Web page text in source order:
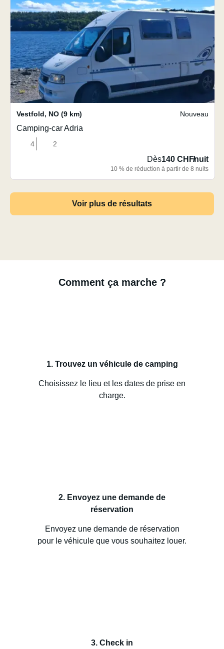
Vestfold, NO (9 km) Nouveau
Camping-car Adria
4 2
Dès140 CHF/nuit
10 % de réduction à partir de 8 nuits
Voir plus de résultats
Comment ça marche ?
1. Trouvez un véhicule de camping
Choisissez le lieu et les dates de prise en
charge.
2. Envoyez une demande de
réservation
Envoyez une demande de réservation
pour le véhicule que vous souhaitez louer.
3. Check in